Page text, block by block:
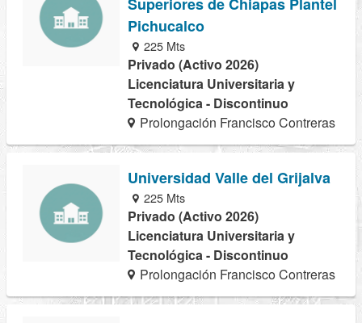
Pichucalco
225 Mts
Privado (Activo 2026)
Licenciatura Universitaria y
Tecnológica - Discontinuo
Prolongación Francisco Contreras
Universidad Valle del Grijalva
225 Mts
Privado (Activo 2026)
Licenciatura Universitaria y
Tecnológica - Discontinuo
Prolongación Francisco Contreras